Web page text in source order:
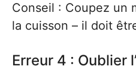
Conseil : Coupez un
la cuisson – il doit
Erreur 4 : Oublier